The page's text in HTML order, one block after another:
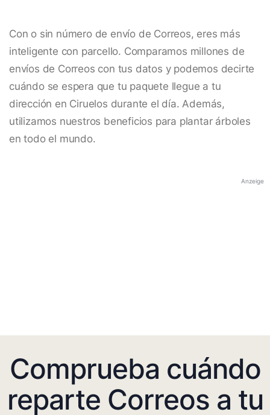
Con o sin número de envío de Correos, eres más
inteligente con parcello. Comparamos millones de
envíos de Correos con tus datos y podemos decirte
cuándo se espera que tu paquete llegue a tu
dirección en Ciruelos durante el día. Además,
utilizamos nuestros beneficios para plantar árboles
en todo el mundo.
Anzeige
Comprueba cuándo
reparte Correos a tu